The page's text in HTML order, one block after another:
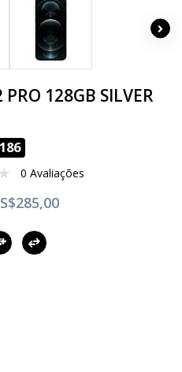
128GB SILVER
0 Avaliações